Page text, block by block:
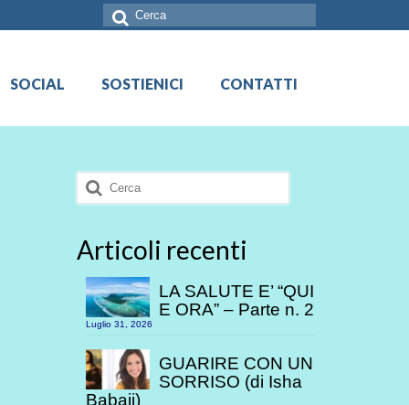
Cerca:
SOCIAL SOSTIENICI CONTATTI
Cerca:
Articoli recenti
LA SALUTE E’ “QUI
E ORA” – Parte n. 2
Luglio 31, 2026
GUARIRE CON UN
SORRISO (di Isha
Babaji)